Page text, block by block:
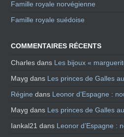
Famille royale norvégienne
Famille royale suédoise
COMMENTAIRES RÉCENTS
Charles dans Les bijoux «
Mayg dans Les princes de Galles
Régine dans Leonor d’Espagne :
Mayg dans Les princes de Galles
Iankal21 dans Leonor d’Espagne :